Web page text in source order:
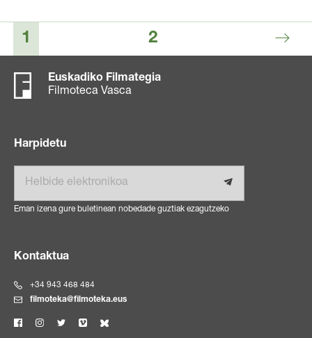
1 2
Euskadiko Filmategia
Filmoteca Vasca
Harpidetu
Eman izena gure buletinean nobedade guztiak ezagutzeko
Kontaktua
+34 943 468 484
filmoteka@filmoteka.eus